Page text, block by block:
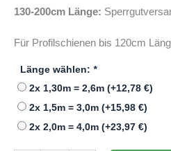
130-200cm Länge:
Für Profilschienen bis 120cm
Länge wählen: *
2x 1,30m = 2,6m (+12,78 €)
2x 1,5m = 3,0m (+15,98 €)
2x 2,0m = 4,0m (+23,97 €)